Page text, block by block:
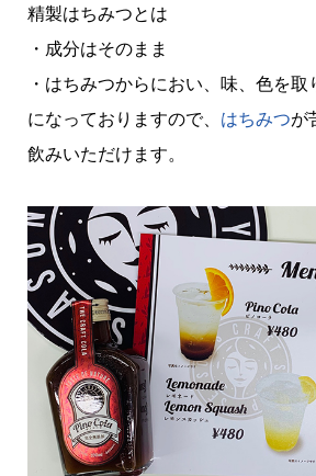
精製はちみつとは
・成分はそのまま
・はちみつからにおい、味、色を
になっておりますので、 はちみつが
飲みいただけます。